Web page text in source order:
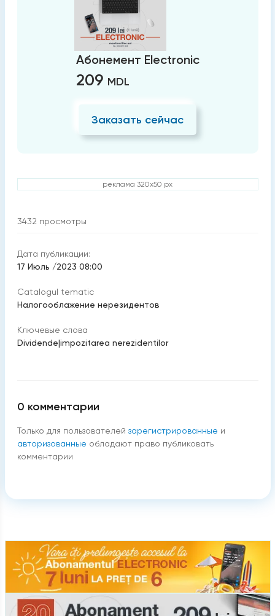
Абонемент Electronic
209 MDL
Заказать сейчас
реклама 320x50 px
3432 просмотры
Дата публикации:
17 Июль /2023 08:00
Catalogul tematic
Налогооблажение нерезидентов
Ключевые слова
Dividende|impozitarea nerezidentilor
0 комментарии
Только для пользователей зарегистрированные и
авторизованные обладают право публиковать
комментарии